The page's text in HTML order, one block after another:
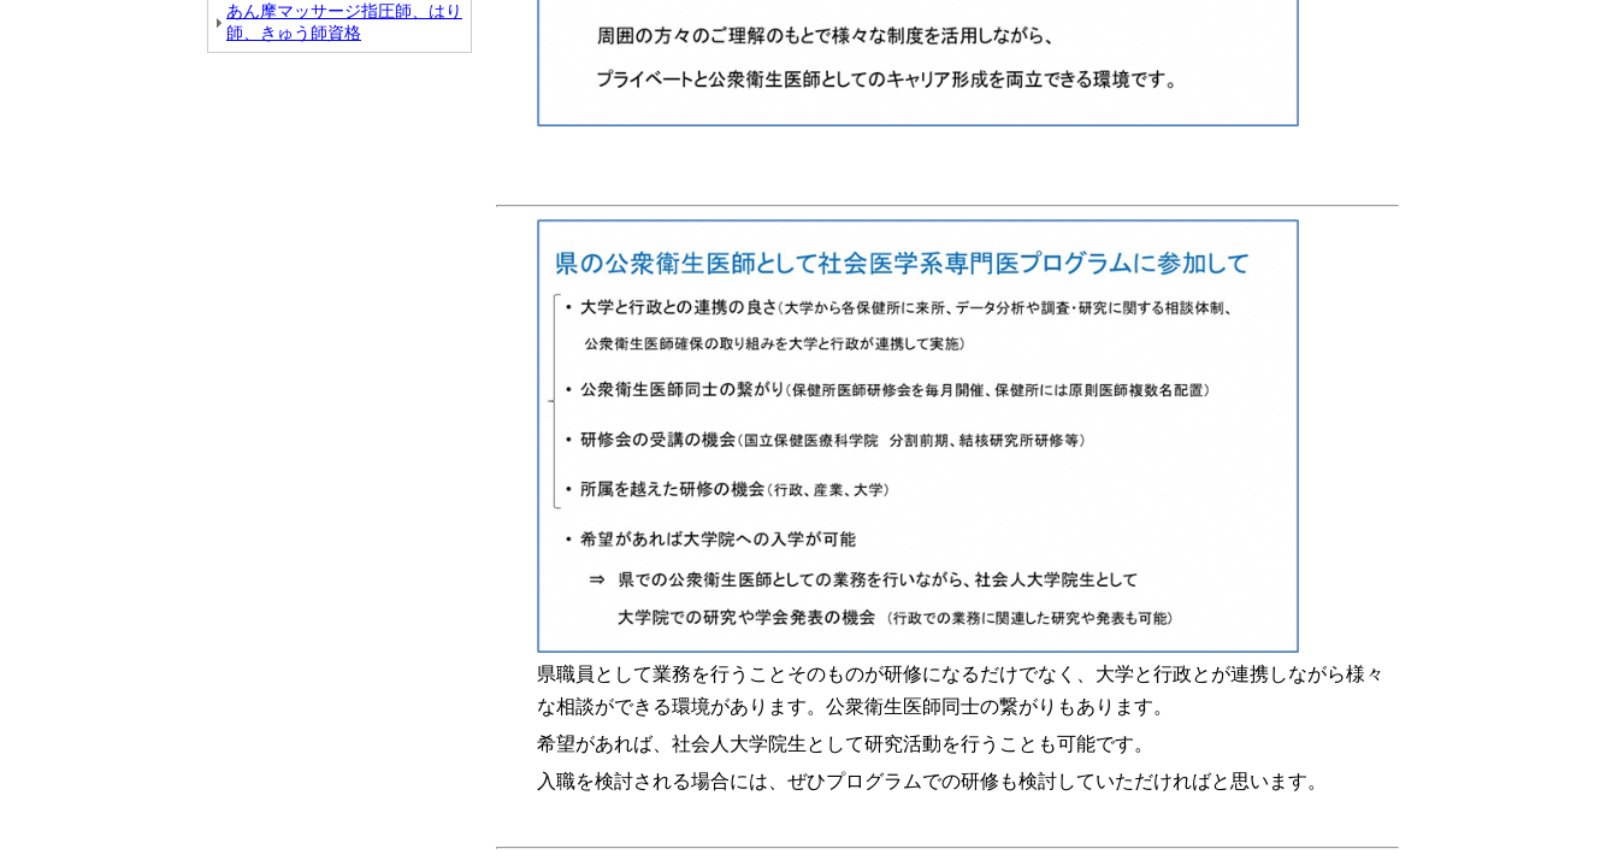
あん摩マッサージ指圧師、はり
師、きゅう師資格
県職員として業務を行うことそのものが研修になるだけでなく、大学と行政とが連携しながら様々
な相談ができる環境があります。公衆衛生医師同士の繋がりもあります。
希望があれば、社会人大学院生として研究活動を行うことも可能です。
入職を検討される場合には、ぜひプログラムでの研修も検討していただければと思います。